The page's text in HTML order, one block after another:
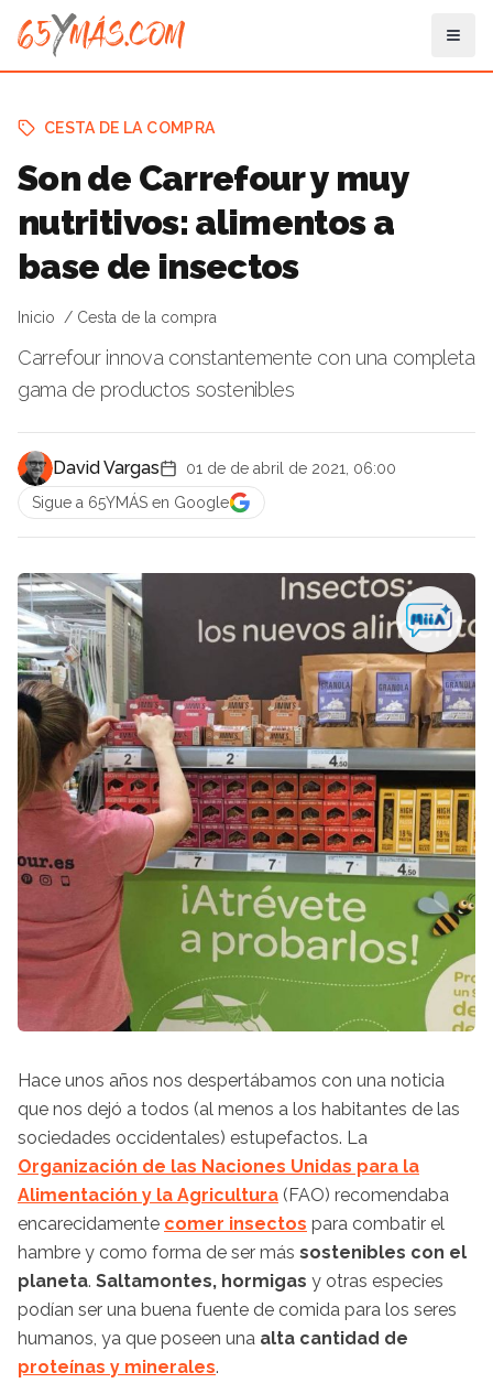
CESTA DE LA COMPRA
Son de Carrefour y muy
nutritivos: alimentos a
base de insectos
Inicio Cesta de la compra
Carrefour innova constantemente con una completa
gama de productos sostenibles
David Vargas
01 de de abril de 2021, 06:00
Sigue a 65YMÁS en Google
Hace unos años nos despertábamos con una noticia
que nos dejó a todos (al menos a los habitantes de las
sociedades occidentales) estupefactos. La
Organización de las Naciones Unidas para la
Alimentación y la Agricultura (FAO) recomendaba
encarecidamente comer insectos para combatir el
hambre y como forma de ser más sostenibles con el
planeta. Saltamontes, hormigas y otras especies
podían ser una buena fuente de comida para los seres
humanos, ya que poseen una alta cantidad de
proteínas y minerales.